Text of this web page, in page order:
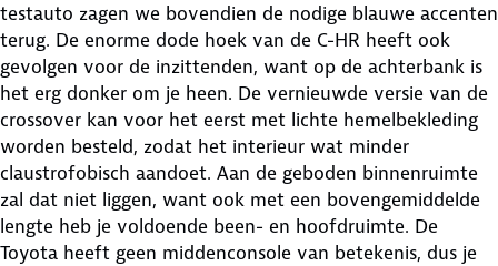
testauto zagen we bovendien de nodige blauwe accenten
terug. De enorme dode hoek van de C-HR heeft ook
gevolgen voor de inzittenden, want op de achterbank is
het erg donker om je heen. De vernieuwde versie van de
crossover kan voor het eerst met lichte hemelbekleding
worden besteld, zodat het interieur wat minder
claustrofobisch aandoet. Aan de geboden binnenruimte
zal dat niet liggen, want ook met een bovengemiddelde
lengte heb je voldoende been- en hoofdruimte. De
Toyota heeft geen middenconsole van betekenis, dus je